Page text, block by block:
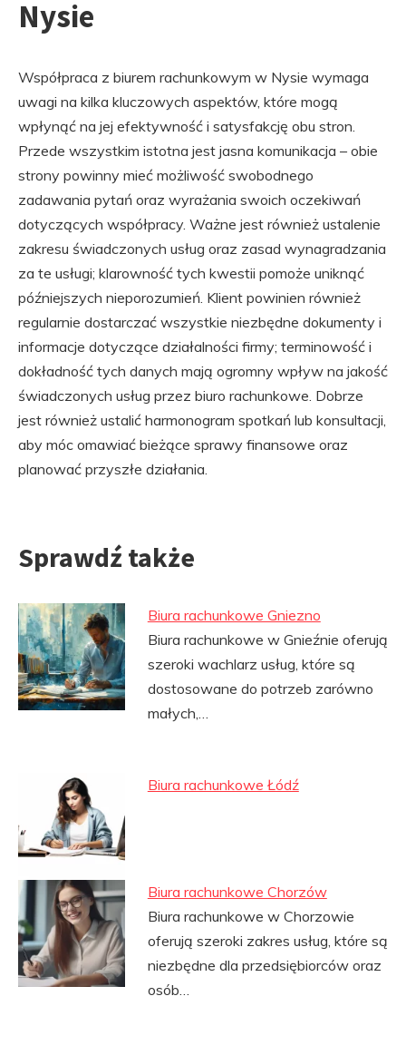
Nysie
Współpraca z biurem rachunkowym w Nysie wymaga
uwagi na kilka kluczowych aspektów, które mogą
wpłynąć na jej efektywność i satysfakcję obu stron.
Przede wszystkim istotna jest jasna komunikacja – obie
strony powinny mieć możliwość swobodnego
zadawania pytań oraz wyrażania swoich oczekiwań
dotyczących współpracy. Ważne jest również ustalenie
zakresu świadczonych usług oraz zasad wynagradzania
za te usługi; klarowność tych kwestii pomoże uniknąć
późniejszych nieporozumień. Klient powinien również
regularnie dostarczać wszystkie niezbędne dokumenty i
informacje dotyczące działalności firmy; terminowość i
dokładność tych danych mają ogromny wpływ na jakość
świadczonych usług przez biuro rachunkowe. Dobrze
jest również ustalić harmonogram spotkań lub konsultacji,
aby móc omawiać bieżące sprawy finansowe oraz
planować przyszłe działania.
Sprawdź także
Biura rachunkowe Gniezno
Biura rachunkowe w Gnieźnie oferują
szeroki wachlarz usług, które są
dostosowane do potrzeb zarówno
małych,…
Biura rachunkowe Łódź
Biura rachunkowe Chorzów
Biura rachunkowe w Chorzowie
oferują szeroki zakres usług, które są
niezbędne dla przedsiębiorców oraz
osób…